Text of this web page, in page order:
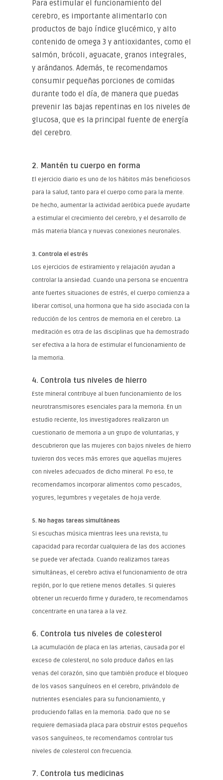
Para estimular el funcionamiento del
cerebro, es importante alimentarlo con
productos de bajo índice glucémico, y alto
contenido de omega 3 y antioxidantes, como el
salmón, brócoli, aguacate, granos integrales,
y arándanos. Además, te recomendamos
consumir pequeñas porciones de comidas
durante todo el día, de manera que puedas
prevenir las bajas repentinas en los niveles de
glucosa, que es la principal fuente de energía
del cerebro.
2. Mantén tu cuerpo en forma
El ejercicio diario es uno de los hábitos más beneficiosos
para la salud, tanto para el cuerpo como para la mente.
De hecho, aumentar la actividad aeróbica puede ayudarte
a estimular el crecimiento del cerebro, y el desarrollo de
más materia blanca y nuevas conexiones neuronales.
3. Controla el estrés
Los ejercicios de estiramiento y relajación ayudan a
controlar la ansiedad. Cuando una persona se encuentra
ante fuertes situaciones de estrés, el cuerpo comienza a
liberar cortisol, una hormona que ha sido asociada con la
reducción de los centros de memoria en el cerebro. La
meditación es otra de las disciplinas que ha demostrado
ser efectiva a la hora de estimular el funcionamiento de
la memoria.
4. Controla tus niveles de hierro
Este mineral contribuye al buen funcionamiento de los
neurotransmisores esenciales para la memoria. En un
estudio reciente, los investigadores realizaron un
cuestionario de memoria a un grupo de voluntarias, y
descubrieron que las mujeres con bajos niveles de hierro
tuvieron dos veces más errores que aquellas mujeres
con niveles adecuados de dicho mineral. Po eso, te
recomendamos incorporar alimentos como pescados,
yogures, legumbres y vegetales de hoja verde.
5. No hagas tareas simultáneas
Si escuchas música mientras lees una revista, tu
capacidad para recordar cualquiera de las dos acciones
se puede ver afectada. Cuando realizamos tareas
simultáneas, el cerebro activa el funcionamiento de otra
región, por lo que retiene menos detalles. Si quieres
obtener un recuerdo firme y duradero, te recomendamos
concentrarte en una tarea a la vez.
6. Controla tus niveles de colesterol
La acumulación de placa en las arterias, causada por el
exceso de colesterol, no solo produce daños en las
venas del corazón, sino que también produce el bloqueo
de los vasos sanguíneos en el cerebro, privándolo de
nutrientes esenciales para su funcionamiento, y
produciendo fallas en la memoria. Dado que no se
requiere demasiada placa para obstruir estos pequeños
vasos sanguíneos, te recomendamos controlar tus
niveles de colesterol con frecuencia.
7. Controla tus medicinas